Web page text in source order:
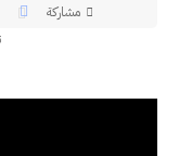
مشاركة